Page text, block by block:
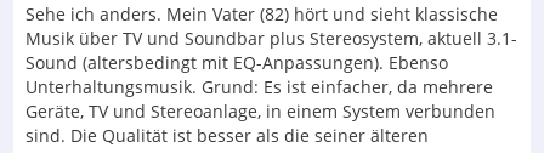
Sehe ich anders. Mein Vater (82) hört und sieht klassische
Musik über TV und Soundbar plus Stereosystem, aktuell 3.1-
Sound (altersbedingt mit EQ-Anpassungen). Ebenso
Unterhaltungsmusik. Grund: Es ist einfacher, da mehrere
Geräte, TV und Stereoanlage, in einem System verbunden
sind. Die Qualität ist besser als die seiner älteren